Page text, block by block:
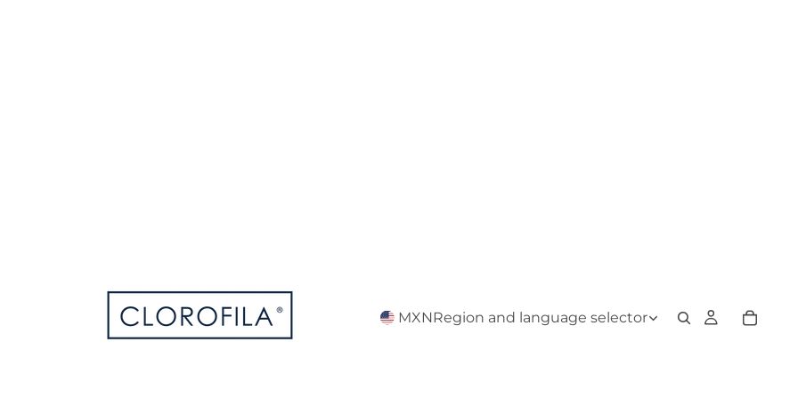
MXNRegion and language selector